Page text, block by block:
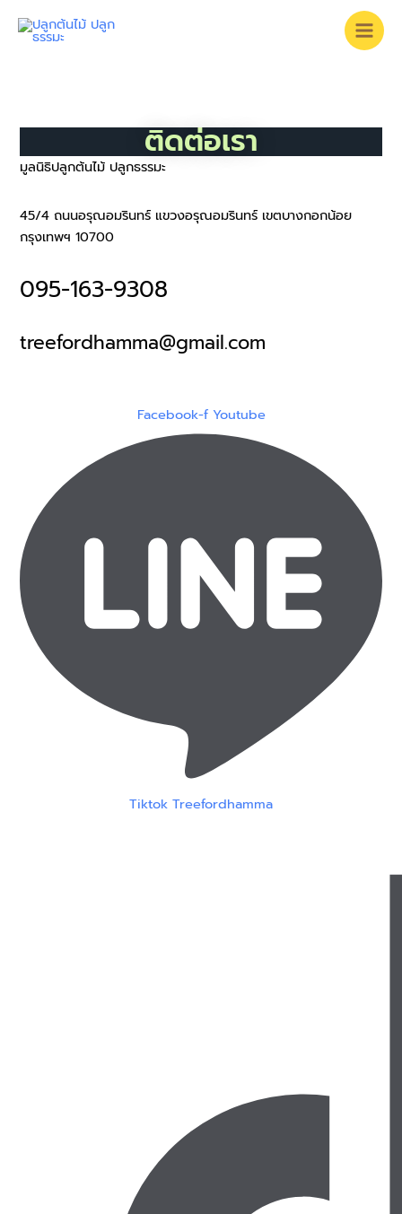
ติดต่อเรา
มูลนิธิปลูกต้นไม้ ปลูกธรรมะ
45/4 ถนนอรุณอมรินทร์ แขวงอรุณอมรินทร์ เขตบางกอกน้อย
กรุงเทพฯ 10700
095-163-9308
treefordhamma@gmail.com
Facebook-f Youtube
Tiktok Treefordhamma